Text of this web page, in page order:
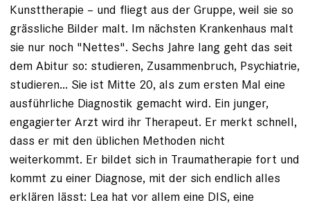
Kunsttherapie – und fliegt aus der Gruppe, weil sie so
grässliche Bilder malt. Im nächsten Krankenhaus malt
sie nur noch "Nettes". Sechs Jahre lang geht das seit
dem Abitur so: studieren, Zusammenbruch, Psychiatrie,
studieren... Sie ist Mitte 20, als zum ersten Mal eine
ausführliche Diagnostik gemacht wird. Ein junger,
engagierter Arzt wird ihr Therapeut. Er merkt schnell,
dass er mit den üblichen Methoden nicht
weiterkommt. Er bildet sich in Trauma­therapie fort und
kommt zu einer Diagnose, mit der sich endlich alles
erklären lässt: Lea hat vor allem eine DIS, eine